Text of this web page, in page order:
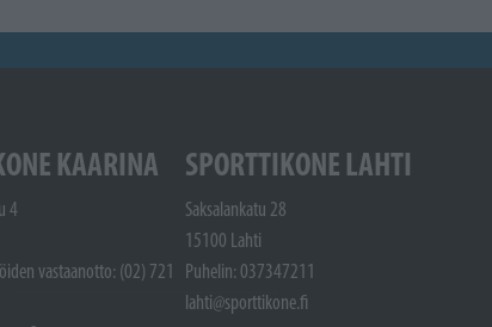
KAARINA
4
vastaanotto: (02) 721
SPORTTIKONE LAHTI
Saksalankatu 28
15100 Lahti
Puhelin: 037347211
lahti@sporttikone.fi